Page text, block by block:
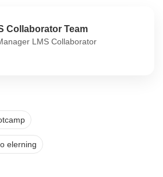
Collaborator Team
LMS Collaborator
elerning